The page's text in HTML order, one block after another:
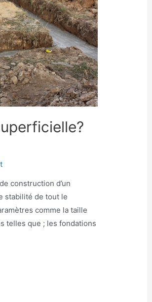
construction d’un
stabilité de tout le
comme la taille
telles que ; les fondations